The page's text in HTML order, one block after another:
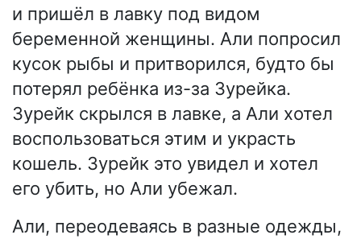
и пришёл в лавку под видом
беременной женщины. Али попросил
кусок рыбы и притворился, будто бы
потерял ребёнка из-за Зурейка.
Зурейк скрылся в лавке, а Али хотел
воспользоваться этим и украсть
кошель. Зурейк это увидел и хотел
его убить, но Али убежал.
Али, переодеваясь в разные одежды,